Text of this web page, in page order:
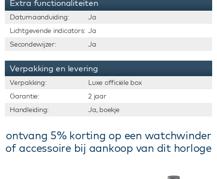
Extra functionaliteiten
Datumaanduiding:
Ja
Lichtgevende indicators: Ja
Secondewijzer:
Ja
Verpakking en levering
Verpakking:
Luxe officiële box
Garantie:
2 jaar
Handleiding:
Ja, boekje
ontvang 5% korting op een watchwinder
of accessoire bij aankoop van dit horloge